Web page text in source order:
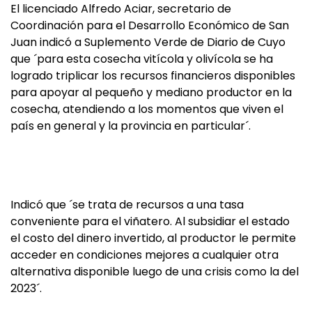
El licenciado Alfredo Aciar, secretario de
Coordinación para el Desarrollo Económico de San
Juan indicó a Suplemento Verde de Diario de Cuyo
que ´para esta cosecha vitícola y olivícola se ha
logrado triplicar los recursos financieros disponibles
para apoyar al pequeño y mediano productor en la
cosecha, atendiendo a los momentos que viven el
país en general y la provincia en particular´.
Indicó que ´se trata de recursos a una tasa
conveniente para el viñatero. Al subsidiar el estado
el costo del dinero invertido, al productor le permite
acceder en condiciones mejores a cualquier otra
alternativa disponible luego de una crisis como la del
2023´.